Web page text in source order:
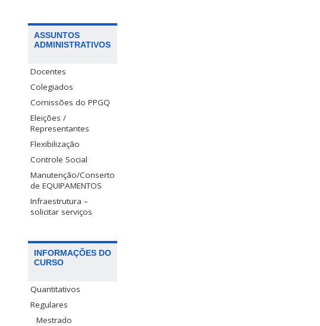
ASSUNTOS
ADMINISTRATIVOS
Docentes
Colegiados
Comissões do PPGQ
Eleições /
Representantes
Flexibilização
Controle Social
Manutenção/Conserto
de EQUIPAMENTOS
Infraestrutura –
solicitar serviços
INFORMAÇÕES DO
CURSO
Quantitativos
Regulares
Mestrado